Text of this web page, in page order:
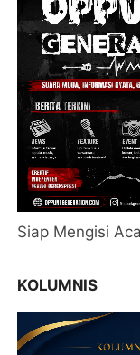
Siap Mengisi
KOLUMNIS